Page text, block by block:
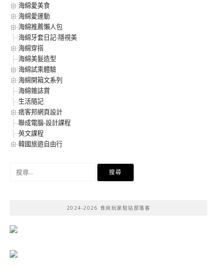
海綿愛美食
海綿愛運動
海綿推薦懶人包
海綿牙套日記-隱視美
海綿穿搭
海綿美髮造型
海綿試乘體驗
海綿開箱文系列
海綿雜誌賞
生活隨記
痞客邦網頁設計
聯成電腦-設計課程
英文課程
韓國旅遊自由行
2024-2026 食尚玩家駐站部落客